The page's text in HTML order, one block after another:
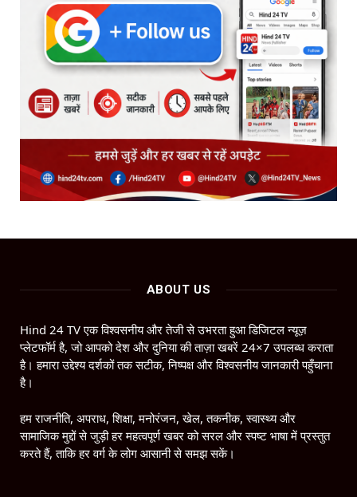
ABOUT US
Hind 24 TV एक विश्वसनीय और तेजी से उभरता हुआ डिजिटल न्यूज़
प्लेटफॉर्म है, जो आपको देश और दुनिया की ताज़ा खबरें 24×7 उपलब्ध कराता
है। हमारा उद्देश्य दर्शकों तक सटीक, निष्पक्ष और विश्वसनीय जानकारी पहुँचाना
है।
हम राजनीति, अपराध, शिक्षा, मनोरंजन, खेल, तकनीक, स्वास्थ्य और
सामाजिक मुद्दों से जुड़ी हर महत्वपूर्ण खबर को सरल और स्पष्ट भाषा में प्रस्तुत
करते हैं, ताकि हर वर्ग के लोग आसानी से समझ सकें।